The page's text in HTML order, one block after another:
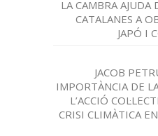
LA CAMBRA AJUDA
CATALANES A
JAPÓ I
JACOB
IMPORTÀNCIA DE
L’ACCIÓ
CRISI CLIMÀTICA